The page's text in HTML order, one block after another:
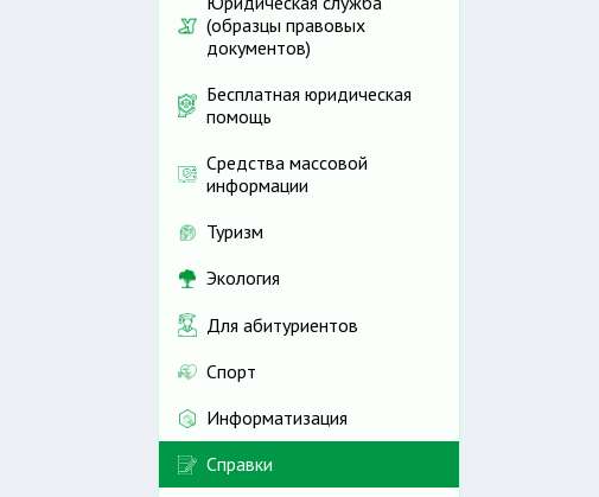
(образцы правовых
документов)
Бесплатная юридическая
помощь
Средства массовой
информации
Туризм
Экология
Для абитуриентов
Спорт
Информатизация
Справки